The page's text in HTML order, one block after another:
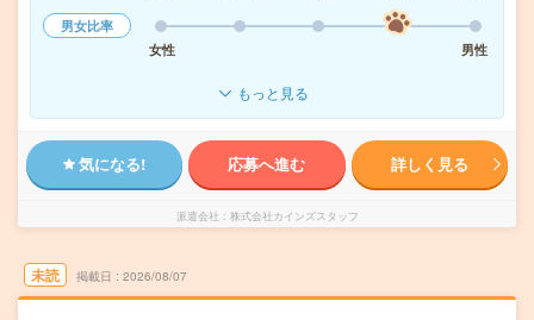
男女比率
女性
男性
もっと見る
気になる! 応募へ進む 詳しく見る
派遣会社 株式会社カインズスタッフ
未読 掲載日 2026/08/07